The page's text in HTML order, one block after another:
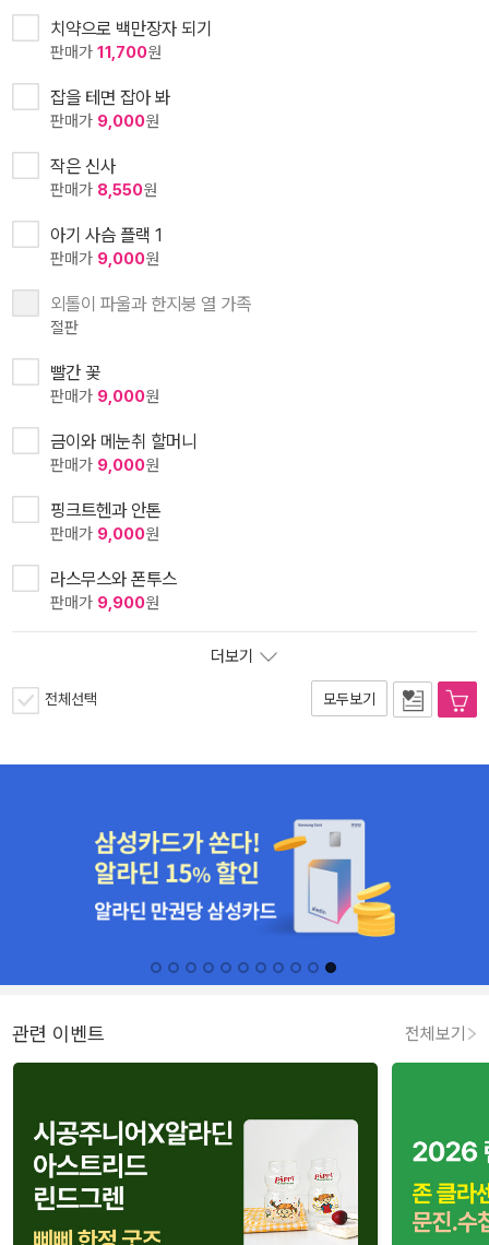
치약으로 백만장자 되기
판매가 11,700원
잡을 테면 잡아 봐
판매가 9,000원
작은 신사
판매가 8,550원
아기 사슴 플랙 1
판매가 9,000원
외톨이 파울과 한지붕 열 가족
절판
빨간 꽃
판매가 9,000원
금이와 메눈취 할머니
판매가 9,000원
핑크트헨과 안톤
판매가 9,000원
라스무스와 폰투스
판매가 9,900원
더보기
전체선택 모두보기
관련 이벤트 전체보기